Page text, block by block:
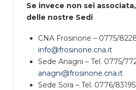
Se invece non sei
delle nostre Sedi
CNA Frosinone – 0775/
info@frosinone.cna.it
Sede Anagni – Tel. 0775/
anagni@frosinone.cna.it
Sede Sora – Tel. 0776/